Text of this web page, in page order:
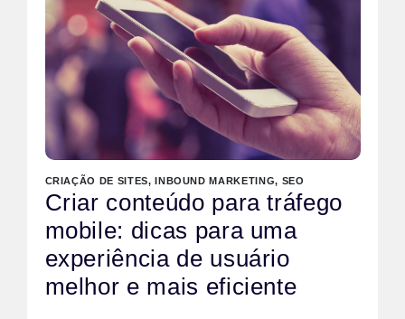
CRIAÇÃO DE SITES,INBOUND MARKETING, SEO
Criar conteúdo para tráfego
mobile: dicas para uma
experiência de usuário
melhor e mais eficiente